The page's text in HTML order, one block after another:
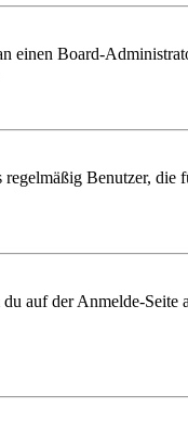
einen Board-
Benutzer, die
auf der Anmelde-Seite